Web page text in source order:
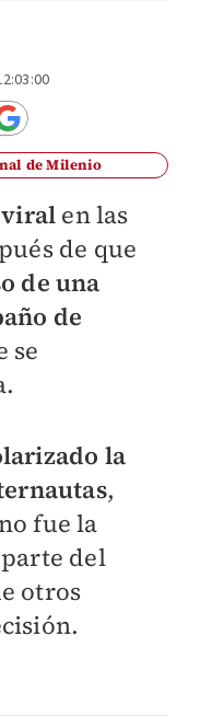
de Milenio
viral en las
de que
de una
de
se
la
,
fue la
del
otros